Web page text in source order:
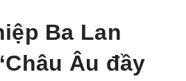
Ba Lan
Âu đầy